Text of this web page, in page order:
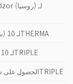
الحصول على شهادة DIGEMID (بيرو) لـ 10THERMA
الحصول على شهادة TFDA (تايلاند) لـ 10TRIPLE
الحصول على شهادة وزارة الصحة (إندونيسيا) لـ 10TRIPLE